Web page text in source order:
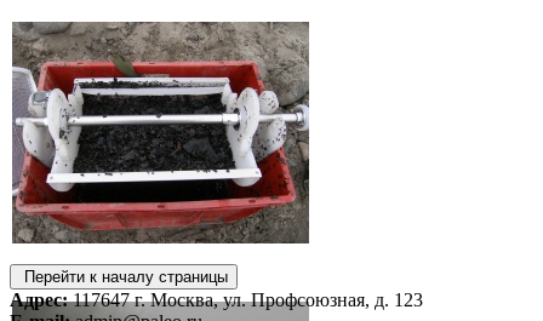
Перейти к началу страницы
Адрес:117647 г. Москва, ул. Профсоюзная, д. 123